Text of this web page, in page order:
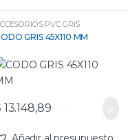
PVC GRIS
GRIS 45X110 MM
13.148,89